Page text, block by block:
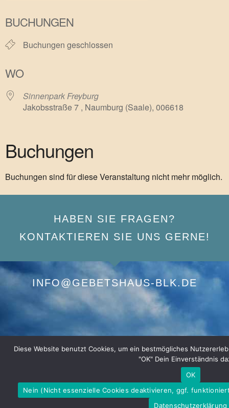
BUCHUNGEN
Buchungen geschlossen
WO
Sinnenpark Freyburg
Jakobsstraße 7 , Naumburg (Saale), 006618
Buchungen
Buchungen sind für diese Veranstaltung nicht mehr möglich.
HABEN SIE FRAGEN?
KONTAKTIEREN SIE UNS GERNE!
INFO@GEBETSHAUS-BLK.DE
Diese Website benutzt Cookies, um ein bestmögliches
"OK" Dein Einverständnis
OK
Nein (Nicht essenzielle Cookies deaktivieren, ggf.
Datenschutzerklärung